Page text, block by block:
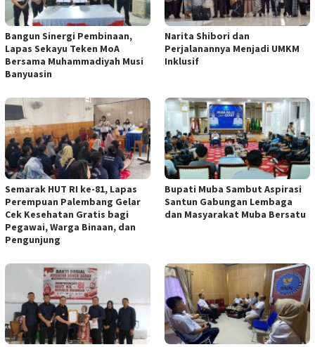
Bangun Sinergi Pembinaan,
Lapas Sekayu Teken MoA
Bersama Muhammadiyah Musi
Banyuasin
Narita Shibori dan
Perjalanannya Menjadi UMKM
Inklusif
Semarak HUT RI ke-81, Lapas
Perempuan Palembang Gelar
Cek Kesehatan Gratis bagi
Pegawai, Warga Binaan, dan
Pengunjung
Bupati Muba Sambut Aspirasi
Santun Gabungan Lembaga
dan Masyarakat Muba Bersatu